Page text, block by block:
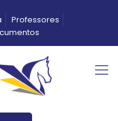
Professores